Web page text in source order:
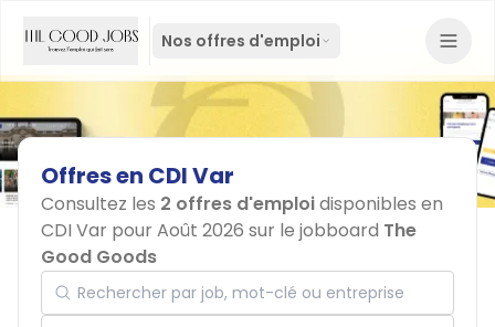
Nos offres d'emploi
Offresen CDIVar
Consultez les 2 offres d'emploidisponibles en
CDI Var pour Août 2026 sur le jobboard The
Good Goods
Rechercher par job, mot-clé ou entreprise
Localisation